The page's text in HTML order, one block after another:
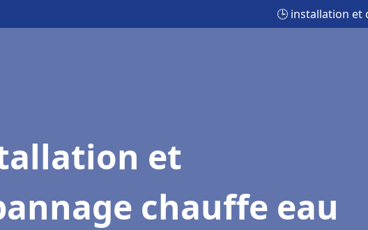
🕒 installation et
et
chauffe eau